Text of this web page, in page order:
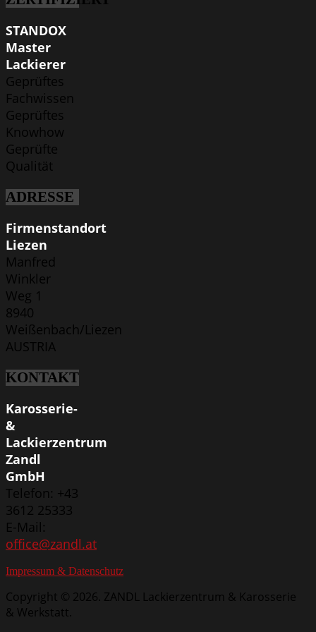
STANDOX
Master
Lackierer
Geprüftes
Fachwissen
Geprüftes
Knowhow
Geprüfte
Qualität
ADRESSE
Firmenstandort
Liezen
Manfred
Winkler
Weg 1
8940
Weißenbach/Liezen
AUSTRIA
KONTAKT
Karosserie-
&
Lackierzentrum
Zandl
GmbH
Telefon: +43
3612 25333
E-Mail:
office@zandl.at
Impressum & Datenschutz
Copyright © 2026. ZANDL Lackierzentrum & Karosserie
& Werkstatt.